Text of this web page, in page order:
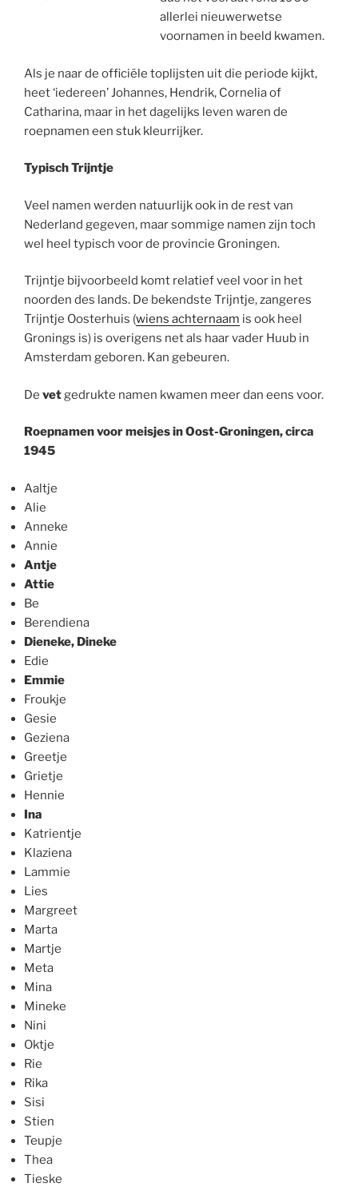
allerlei nieuwerwetse
voornamen in beeld kwamen.
Als je naar de officiële toplijsten uit die periode kijkt,
heet ‘iedereen’ Johannes, Hendrik, Cornelia of
Catharina, maar in het dagelijks leven waren de
roepnamen een stuk kleurrijker.
Typisch Trijntje
Veel namen werden natuurlijk ook in de rest van
Nederland gegeven, maar sommige namen zijn toch
wel heel typisch voor de provincie Groningen.
Trijntje bijvoorbeeld komt relatief veel voor in het
noorden des lands. De bekendste Trijntje, zangeres
Trijntje Oosterhuis (wiens achternaam is ook heel
Gronings is) is overigens net als haar vader Huub in
Amsterdam geboren. Kan gebeuren.
De vetgedrukte namen kwamen meer dan eens voor.
Roepnamen voor meisjes in Oost-Groningen, circa
1945
Aaltje
Alie
Anneke
Annie
Antje
Attie
Be
Berendiena
Dieneke, Dineke
Edie
Emmie
Froukje
Gesie
Geziena
Greetje
Grietje
Hennie
Ina
Katrientje
Klaziena
Lammie
Lies
Margreet
Marta
Martje
Meta
Mina
Mineke
Nini
Oktje
Rie
Rika
Sisi
Stien
Teupje
Thea
Tieske